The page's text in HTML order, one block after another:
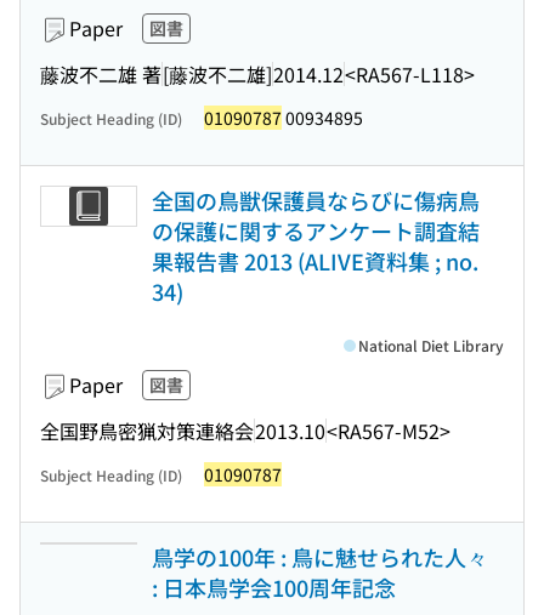
Paper 図書
藤波不二雄 著[藤波不二雄]2014.12<RA567-L118>
Subject Heading (ID) 01090787 00934895
全国の鳥獣保護員ならびに傷病鳥
の保護に関するアンケート調査結
果報告書 2013 (ALIVE資料集 ; no.
34)
Paper 図書
全国野鳥密猟対策連絡会2013.10<RA567-M52>
National Diet Library
Subject Heading (ID) 01090787
鳥学の100年 : 鳥に魅せられた人々
: 日本鳥学会100周年記念